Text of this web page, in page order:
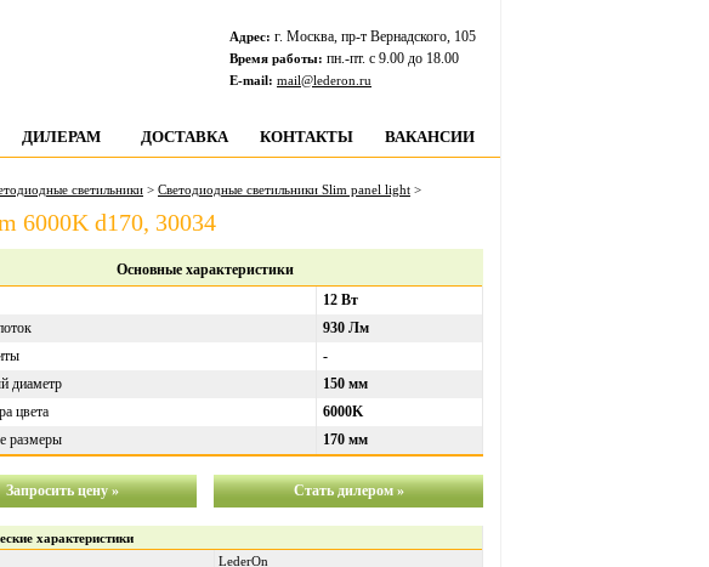
Адрес: г. Москва, пр-т Вернадского, 105
Время работы: пн.-пт. c 9.00 до 18.00
E-mail: mail@lederon.ru
ДИЛЕРАМ ДОСТАВКА КОНТАКТЫ ВАКАНСИИ
светильники > Светодиодные светильники Slim panel light >
6000K d170, 30034
Основные характеристики
12 Вт
930 Лм
-
диаметр
150 мм
цвета
6000K
размеры
170 мм
Запросить цену » Стать дилером »
характеристики
LederOn